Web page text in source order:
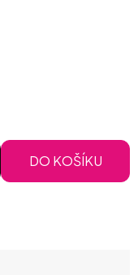
DO KOŠÍKU